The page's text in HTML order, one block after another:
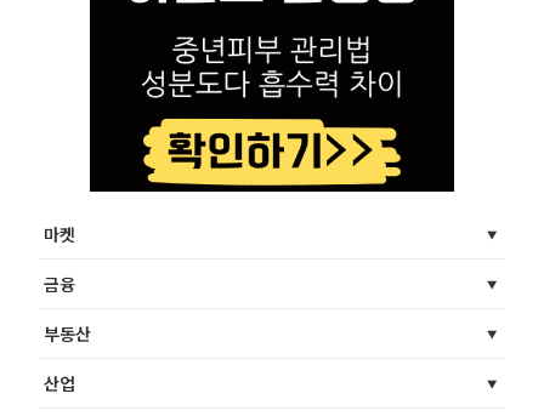
마켓
금융
부동산
산업